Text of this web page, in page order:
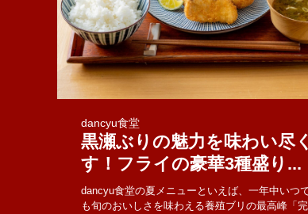
dancyu食堂
黒瀬ぶりの魅力を味わい尽く
す！フライの豪華3種盛り...
dancyu食堂の夏メニューといえば、一年中いつ
も旬のおいしさを味わえる養殖ブリの最高峰「